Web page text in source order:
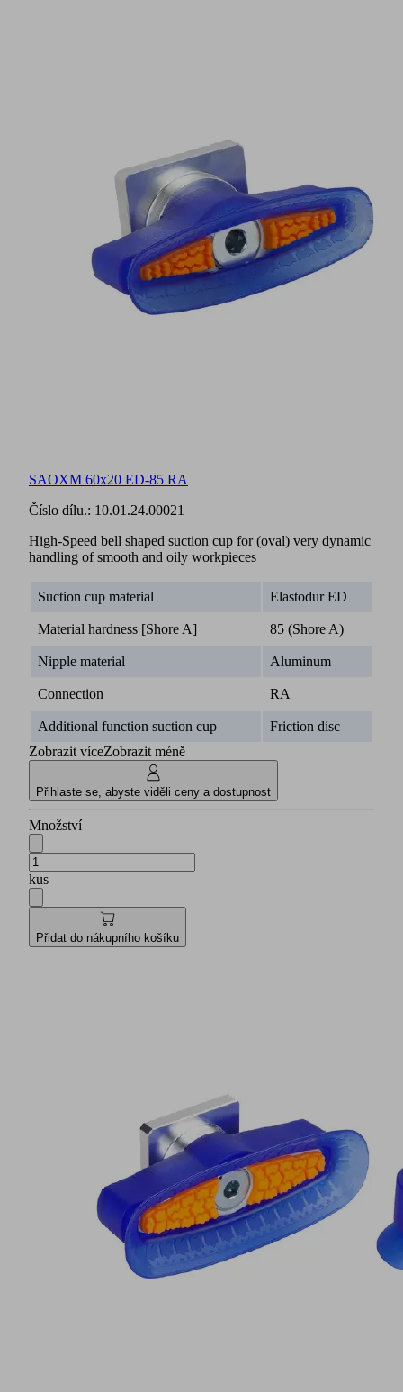
SAOXM 60x20 ED-85 RA
Číslo dílu.: 10.01.24.00021
High-Speed bell shaped suction cup for (oval) very dynamic
handling of smooth and oily workpieces
Suction cup material Elastodur ED
Material hardness [Shore A] 85 (Shore A)
Nipple material Aluminum
Connection RA
Additional function suction cup
Friction disc
Zobrazit víceZobrazit méně
Přihlaste se, abyste viděli ceny a dostupnost
Množství
kus
Přidat do nákupního košíku